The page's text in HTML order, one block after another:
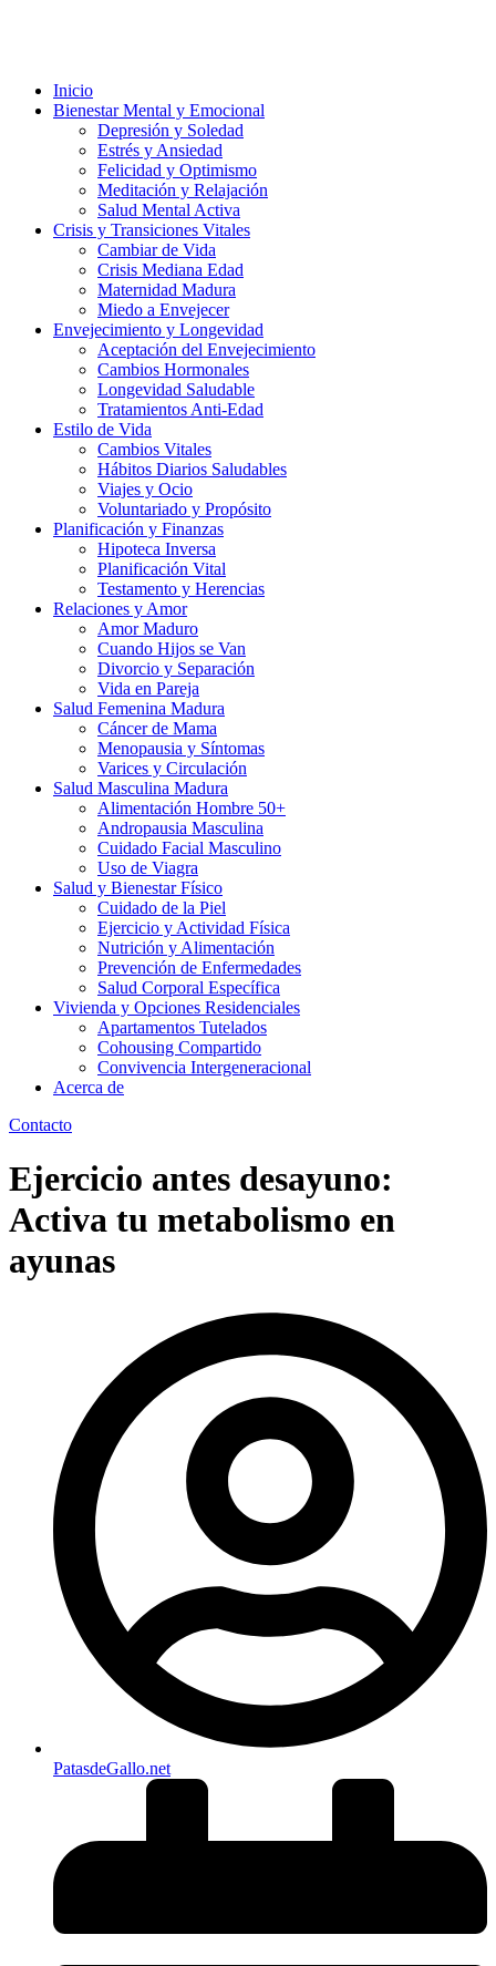
Inicio
Bienestar Mental y Emocional
Depresión y Soledad
Estrés y Ansiedad
Felicidad y Optimismo
Meditación y Relajación
Salud Mental Activa
Crisis y Transiciones Vitales
Cambiar de Vida
Crisis Mediana Edad
Maternidad Madura
Miedo a Envejecer
Envejecimiento y Longevidad
Aceptación del Envejecimiento
Cambios Hormonales
Longevidad Saludable
Tratamientos Anti-Edad
Estilo de Vida
Cambios Vitales
Hábitos Diarios Saludables
Viajes y Ocio
Voluntariado y Propósito
Planificación y Finanzas
Hipoteca Inversa
Planificación Vital
Testamento y Herencias
Relaciones y Amor
Amor Maduro
Cuando Hijos se Van
Divorcio y Separación
Vida en Pareja
Salud Femenina Madura
Cáncer de Mama
Menopausia y Síntomas
Varices y Circulación
Salud Masculina Madura
Alimentación Hombre 50+
Andropausia Masculina
Cuidado Facial Masculino
Uso de Viagra
Salud y Bienestar Físico
Cuidado de la Piel
Ejercicio y Actividad Física
Nutrición y Alimentación
Prevención de Enfermedades
Salud Corporal Específica
Vivienda y Opciones Residenciales
Apartamentos Tutelados
Cohousing Compartido
Convivencia Intergeneracional
Acerca de
Contacto
Ejercicio antes desayuno:
Activa tu metabolismo en
ayunas
PatasdeGallo .net